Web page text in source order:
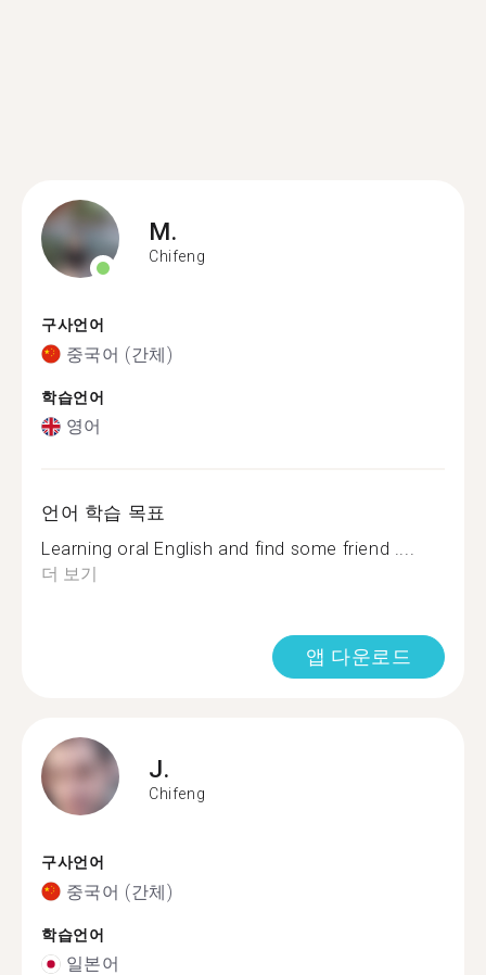
M.
Chifeng
구사언어
중국어 (간체)
학습언어
영어
언어 학습 목표
Learning oral English and find some friend ....
더 보기
앱 다운로드
J.
Chifeng
구사언어
중국어 (간체)
학습언어
일본어